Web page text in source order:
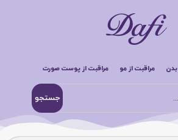
بدن مراقبت از مو مراقبت از پوست صورت
جستجو